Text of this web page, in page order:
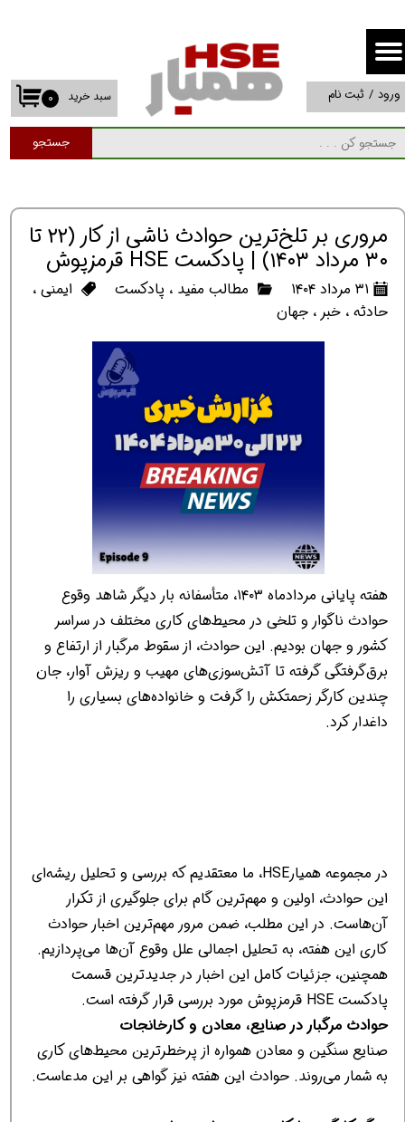
جستجو
۰ سبد خرید ورود / ثبت نام
حساب کاربری من
تغییر گذر واژه
سفارشات
مروری بر تلخ‌ترین حوادث ناشی از کار (۲۲ تا
۳۰ مرداد ۱۴۰۳) | پادکست HSE قرمزپوش
۳۱ مرداد ۱۴۰۴ مطالب مفید ، پادکست ایمنی،
حادثه، خبر ، جهان
هفته پایانی مردادماه ۱۴۰۳، متأسفانه بار دیگر شاهد وقوع
حوادث ناگوار و تلخی در محیط‌های کاری مختلف در سراسر
کشور و جهان بودیم. این حوادث، از سقوط مرگبار از ارتفاع و
برق‌گرفتگی گرفته تا آتش‌سوزی‌های مهیب و ریزش آوار، جان
چندین کارگر زحمتکش را گرفت و خانواده‌های بسیاری را
داغدار کرد.
در مجموعه همیارHSE، ما معتقدیم که بررسی و تحلیل ریشه‌ای
این حوادث، اولین و مهم‌ترین گام برای جلوگیری از تکرار
آن‌هاست. در این مطلب، ضمن مرور مهم‌ترین اخبار حوادث
کاری این هفته، به تحلیل اجمالی علل وقوع آن‌ها می‌پردازیم.
همچنین، جزئیات کامل این اخبار در جدیدترین قسمت
پادکست HSE قرمزپوش مورد بررسی قرار گرفته است.
حوادث مرگبار در صنایع، معادن و کارخانجات
صنایع سنگین و معادن همواره از پرخطرترین محیط‌های کاری
به شمار می‌روند. حوادث این هفته نیز گواهی بر این مدعاست.